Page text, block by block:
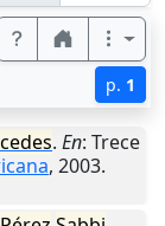
p. 1
. En: Trece
, 2003.